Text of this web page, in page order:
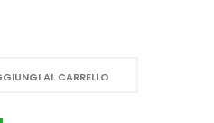
AL CARRELLO